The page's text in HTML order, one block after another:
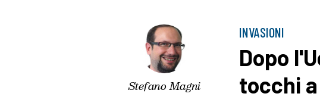
Stefano Magni
INVASIONI
Dopo
tocchi